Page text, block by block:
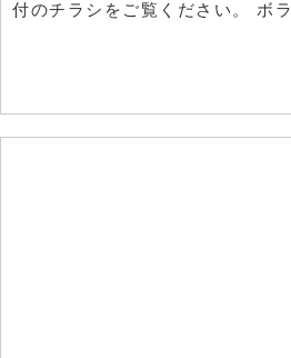
付のチラシをご覧ください。 ボラ